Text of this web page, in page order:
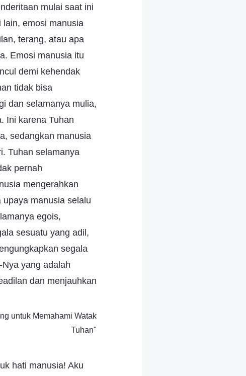
mulai saat ini
lain, emosi manusia
terang, atau apa
Emosi manusia itu
demi kehendak
tidak bisa
dan selamanya mulia,
Ini karena Tuhan
sedangkan manusia
Tuhan selamanya
pernah
mengerahkan
manusia selalu
egois,
sesuatu yang adil,
segala
yang adalah
dan menjauhkan
untuk Memahami Watak
Tuhan"
hati manusia! Aku